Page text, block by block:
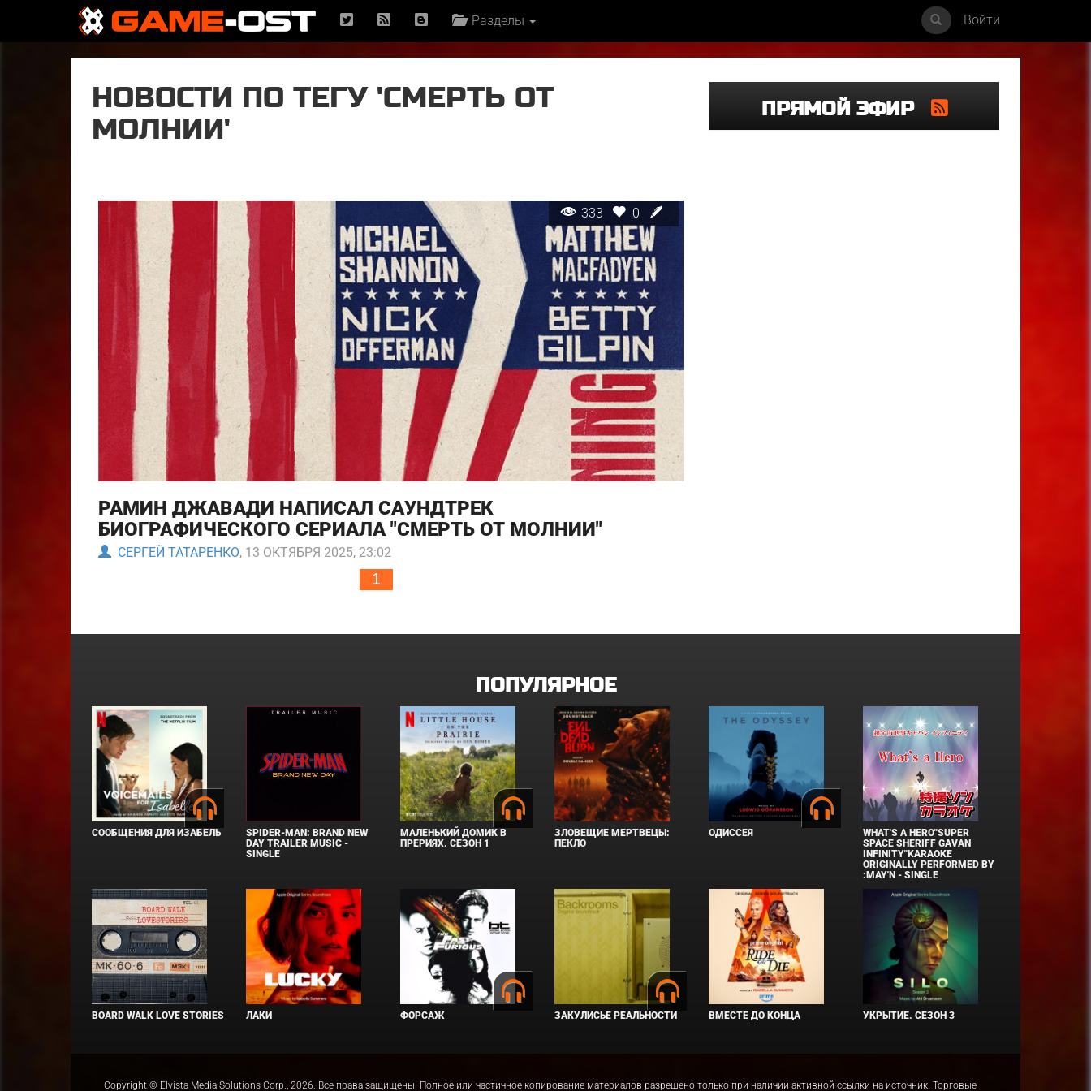
Разделы Войти
НОВОСТИ ПО ТЕГУ 'СМЕРТЬ ОТ
МОЛНИИ'
333 0
РАМИН ДЖАВАДИ НАПИСАЛ САУНДТРЕК
БИОГРАФИЧЕСКОГО СЕРИАЛА "СМЕРТЬ ОТ МОЛНИИ"
СЕРГЕЙ ТАТАРЕНКО, 13 ОКТЯБРЯ 2025, 23:02
1
ПРЯМОЙ ЭФИР
ПОПУЛЯРНОЕ
СООБЩЕНИЯ ДЛЯ ИЗАБЕЛЬ
SPIDER-MAN: BRAND NEW
DAY TRAILER MUSIC -
SINGLE
МАЛЕНЬКИЙ ДОМИК В
ПРЕРИЯХ. СЕЗОН 1
ЗЛОВЕЩИЕ МЕРТВЕЦЫ:
ПЕКЛО
ОДИССЕЯ
WHAT'S A HERO"SUPER
SPACE SHERIFF GAVAN
INFINITY"KARAOKE
ORIGINALLY PERFORMED BY
:MAY'N - SINGLE
BOARD WALK LOVE STORIES ЛАКИ ФОРСАЖ ЗАКУЛИСЬЕ РЕАЛЬНОСТИ ВМЕСТЕ ДО КОНЦА УКРЫТИЕ. СЕЗОН 3
Copyright © Elvista Media Solutions Corp., 2026. Все права защищены. Полное или частичное копирование материалов разрешено только при наличии активной ссылки на источник. Торговые